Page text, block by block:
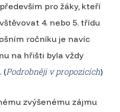
pro žáky, kteří
4. nebo 5. třídu
ročníku je navíc
na hřišti byla vždy
(Podrobněji v propozicích)
zvýšenému zájmu